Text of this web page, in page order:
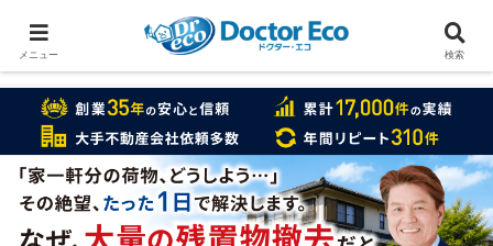
家をまるごと片付けたいなら
実績数１万7000件のドクターエコ
メニュー 検索